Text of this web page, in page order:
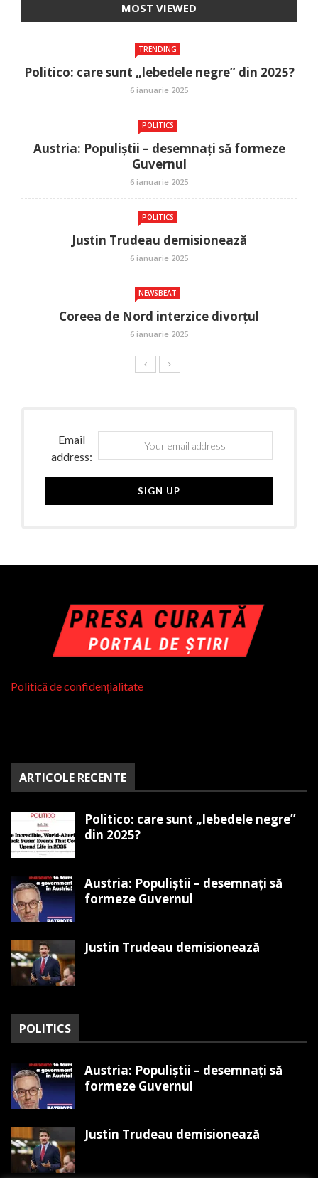
MOST VIEWED
TRENDING
Politico: care sunt „lebedele negre” din 2025?
6 ianuarie 2025
POLITICS
Austria: Populiștii – desemnați să formeze
Guvernul
6 ianuarie 2025
POLITICS
Justin Trudeau demisionează
6 ianuarie 2025
NEWSBEAT
Coreea de Nord interzice divorțul
6 ianuarie 2025
Email
address:
Politică de confidențialitate
ARTICOLE RECENTE
Politico: care sunt „lebedele negre”
din 2025?
Austria: Populiștii – desemnați să
formeze Guvernul
Justin Trudeau demisionează
POLITICS
Austria: Populiștii – desemnați să
formeze Guvernul
Justin Trudeau demisionează